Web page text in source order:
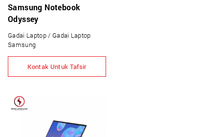
Samsung Notebook
Odyssey
Gadai Laptop / Gadai Laptop
Samsung
Kontak Untuk Tafsir